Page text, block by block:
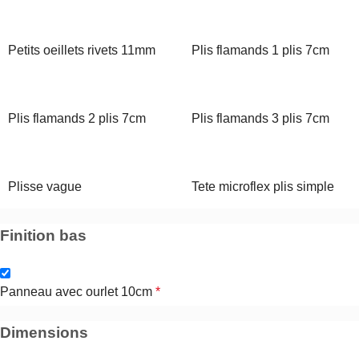
Petits oeillets rivets 11mm Plis flamands 1 plis 7cm
Plis flamands 2 plis 7cm Plis flamands 3 plis 7cm
Plisse vague Tete microflex plis simple
Finition bas
Panneau avec ourlet 10cm *
Dimensions